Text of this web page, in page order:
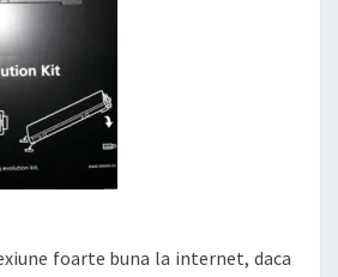
foarte buna la internet, daca